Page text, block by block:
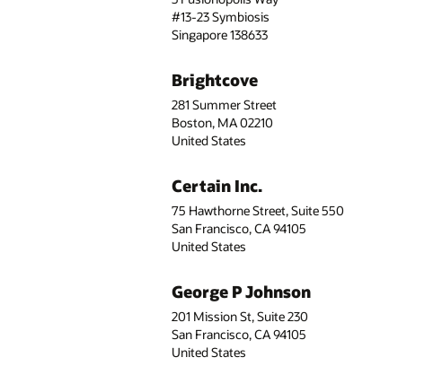
#13-23 Symbiosis
Singapore 138633
Brightcove
281 Summer Street
Boston, MA 02210
United States
Certain Inc.
75 Hawthorne Street, Suite 550
San Francisco, CA 94105
United States
George P Johnson
201 Mission St, Suite 230
San Francisco, CA 94105
United States